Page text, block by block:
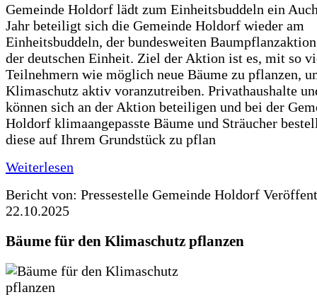
Gemeinde Holdorf lädt zum Einheitsbuddeln ein
Jahr beteiligt sich die Gemeinde Holdorf wieder am
Einheitsbuddeln, der bundesweiten
der deutschen Einheit. Ziel der Aktion ist es, mit so
Teilnehmern wie möglich neue Bäume zu pflanzen,
Klimaschutz aktiv voranzutreiben. Privathaushalte
können sich an der Aktion beteiligen und bei der
Holdorf klimaangepasste Bäume und Sträucher
diese auf Ihrem Grundstück zu pflan
Weiterlesen
Bericht von: Pressestelle Gemeinde Holdorf
22.10.2025
Bäume für den Klimaschutz pflanzen